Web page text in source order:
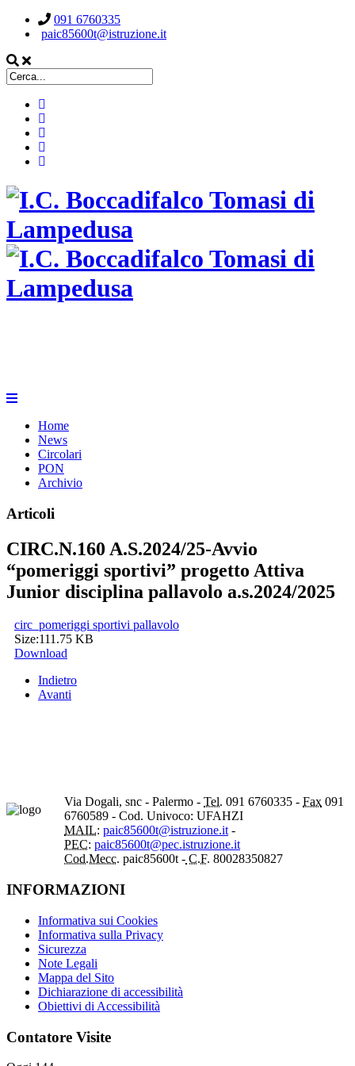
091 6760335
paic85600t@istruzione.it
Home
News
Circolari
PON
Archivio
Articoli
CIRC.N.160 A.S.2024/25-Avvio
“pomeriggi sportivi” progetto Attiva
Junior disciplina pallavolo a.s.2024/2025
circ_pomeriggi sportivi pallavolo
Size:111.75 KB
Download
Indietro
Avanti
Via Dogali, snc - Palermo - Tel. 091 6760335 - Fax 091
6760589 - Cod. Univoco: UFAHZI
MAIL: paic85600t@istruzione.it-
PEC: paic85600t@pec.istruzione.it
Cod.Mecc. paic85600t - C.F. 80028350827
INFORMAZIONI
Informativa sui Cookies
Informativa sulla Privacy
Sicurezza
Note Legali
Mappa del Sito
Dichiarazione di accessibilità
Obiettivi di Accessibilità
Contatore Visite